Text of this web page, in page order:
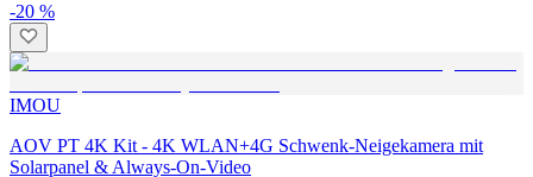
-20 %
IMOU
AOV PT 4K Kit - 4K WLAN+4G Schwenk-Neigekamera mit
Solarpanel & Always-On-Video